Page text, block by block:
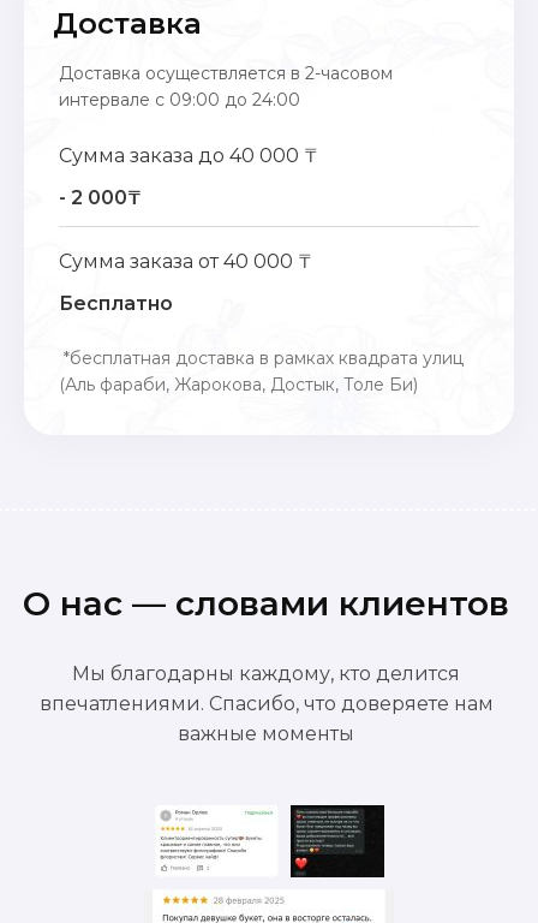
Доставка
Доставка осуществляется в 2-часовом
интервале с 09:00 до 24:00
Сумма заказа до 40 000 ₸
- 2 000₸
Сумма заказа от 40 000 ₸
Бесплатно
*бесплатная доставка в рамках квадрата улиц
(Аль фараби, Жарокова, Достык, Толе Би)
О нас — словами клиентов
Мы благодарны каждому, кто делится
впечатлениями. Спасибо, что доверяете нам
важные моменты